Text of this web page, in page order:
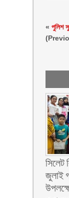
«পুলিশ
সিলেট
জুলাই